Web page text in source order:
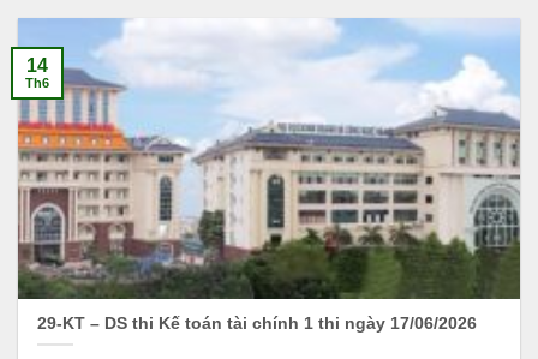
29-KT – DS thi Kế toán tài chính 1 thi ngày 17/06/2026
14
Th6